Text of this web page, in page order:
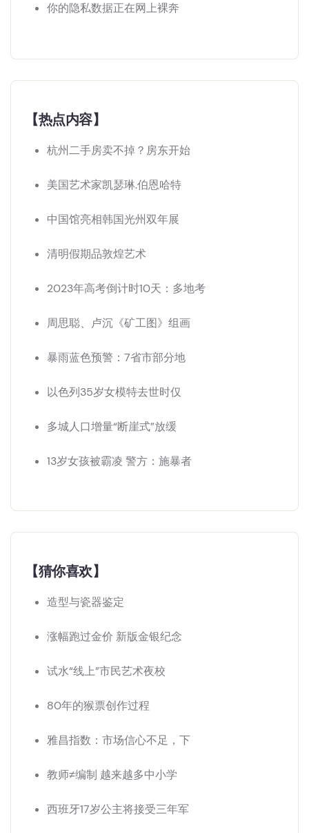
你的隐私数据正在网上裸奔
【热点内容】
杭州二手房卖不掉？房东开始
美国艺术家凯瑟琳.伯恩哈特
中国馆亮相韩国光州双年展
清明假期品敦煌艺术
2023年高考倒计时10天：多地考
周思聪、卢沉《矿工图》组画
暴雨蓝色预警：7省市部分地
以色列35岁女模特去世时仅
多城人口增量“断崖式”放缓
13岁女孩被霸凌 警方：施暴者
【猜你喜欢】
造型与瓷器鉴定
涨幅跑过金价 新版金银纪念
试水“线上”市民艺术夜校
80年的猴票创作过程
雅昌指数：市场信心不足，下
教师≠编制 越来越多中小学
西班牙17岁公主将接受三年军